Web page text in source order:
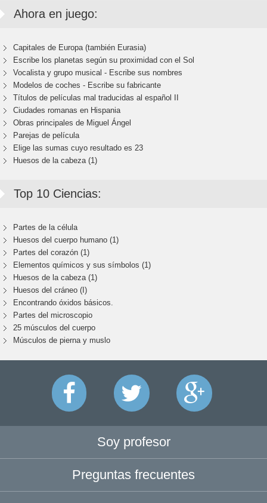
Ahora en juego:
Capitales de Europa (también Eurasia)
Escribe los planetas según su proximidad con el Sol
Vocalista y grupo musical - Escribe sus nombres
Modelos de coches - Escribe su fabricante
Títulos de películas mal traducidas al español II
Ciudades romanas en Hispania
Obras principales de Miguel Ángel
Parejas de película
Elige las sumas cuyo resultado es 23
Huesos de la cabeza (1)
Top 10 Ciencias:
Partes de la célula
Huesos del cuerpo humano (1)
Partes del corazón (1)
Elementos químicos y sus símbolos (1)
Huesos de la cabeza (1)
Huesos del cráneo (I)
Encontrando óxidos básicos.
Partes del microscopio
25 músculos del cuerpo
Músculos de pierna y muslo
Soy profesor
Preguntas frecuentes